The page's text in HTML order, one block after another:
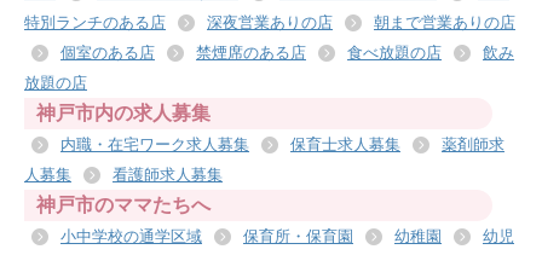
特別ランチのある店
深夜営業ありの店
朝まで営業ありの店
個室のある店
禁煙席のある店 食べ放題の店
飲み
放題の店
神戸市内の求人募集
内職・在宅ワーク求人募集 保育士求人募集
薬剤師求
人募集
看護師求人募集
神戸市のママたちへ
小中学校の通学区域 保育所・保育園 幼稚園
幼児